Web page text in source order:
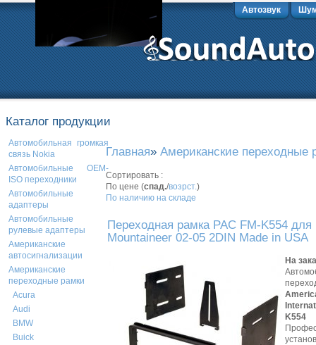
Автозвук
Каталог продукции
Автомобильная громкая
связь Nokia
Автомобильные OEM-
ISO переходники
Автомобильные
адаптеры
Автомобильные
рулевые адаптеры
Американские
автосигнализации
Американские
переходные рамки
Acura
Audi
BMW
Buick
Главная» Американские переходные
Сортировать :
По цене (спад./возрст.)
По наличию на складе
Переходная рамка PAC FM-K554
Mountaineer 02-05 2DIN Made in USA
На
K554